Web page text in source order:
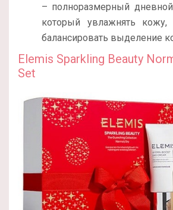
– полноразмерный
который увлажнять
балансировать выделение
Elemis Sparkling Beauty
Set